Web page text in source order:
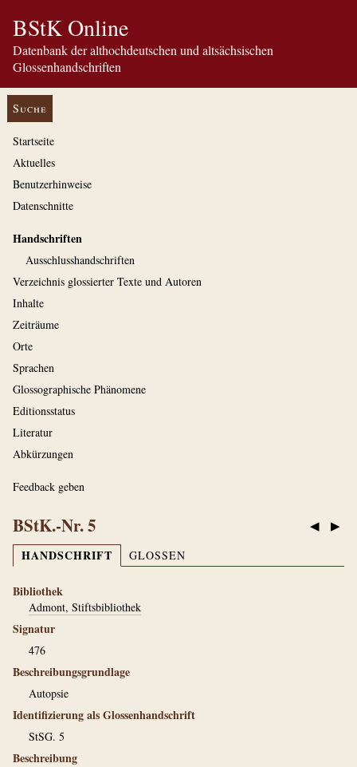
BStK Online
Datenbank der althochdeutschen und altsächsischen
Glossenhandschriften
Suche
Startseite
Aktuelles
Benutzerhinweise
Datenschnitte
Handschriften
Ausschluss­handschriften
Verzeichnis glossierter Texte und Autoren
Inhalte
Zeiträume
Orte
Sprachen
Glossographische Phänomene
Editionsstatus
Literatur
Abkürzungen
Feedback geben
◀ ▶
BStK.-Nr. 5
HANDSCHRIFT GLOSSEN
Bibliothek
Admont, Stiftsbibliothek
Signatur
476
Beschreibungsgrundlage
Autopsie
Identifizierung als Glossenhandschrift
StSG. 5
Beschreibung